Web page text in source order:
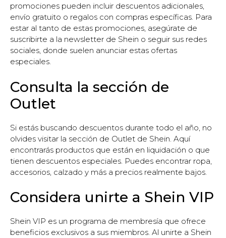
promociones pueden incluir descuentos adicionales,
envío gratuito o regalos con compras específicas. Para
estar al tanto de estas promociones, asegúrate de
suscribirte a la newsletter de Shein o seguir sus redes
sociales, donde suelen anunciar estas ofertas
especiales.
Consulta la sección de
Outlet
Si estás buscando descuentos durante todo el año, no
olvides visitar la sección de Outlet de Shein. Aquí
encontrarás productos que están en liquidación o que
tienen descuentos especiales. Puedes encontrar ropa,
accesorios, calzado y más a precios realmente bajos.
Considera unirte a Shein VIP
Shein VIP es un programa de membresía que ofrece
beneficios exclusivos a sus miembros. Al unirte a Shein